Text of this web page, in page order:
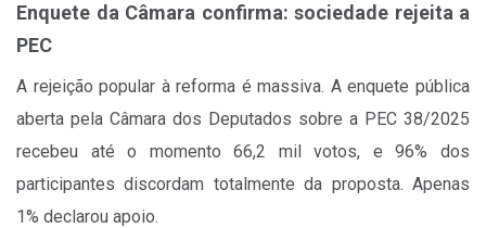
Enquete da Câmara confirma: sociedade rejeita a
PEC
A rejeição popular à reforma é massiva. A enquete pública
aberta pela Câmara dos Deputados sobre a PEC 38/2025
recebeu até o momento 66,2 mil votos, e 96% dos
participantes discordam totalmente da proposta. Apenas
1% declarou apoio.